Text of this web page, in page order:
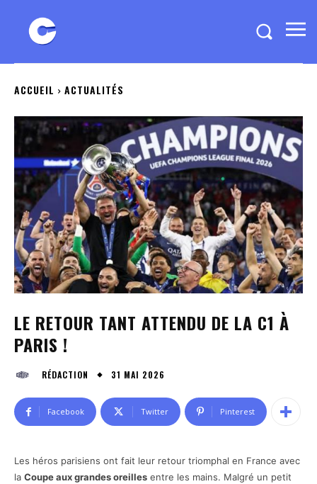
ACCUEIL ACTUALITÉS
LE RETOUR TANT ATTENDU DE LA C1 À
PARIS !
RÉDACTION 31 MAI 2026
Facebook Twitter Pinterest
Les héros parisiens ont fait leur retour triomphal en France avec
la Coupe aux grandes oreilles entre les mains. Malgré un petit